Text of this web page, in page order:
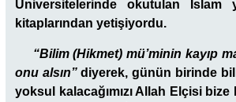
Üniversitelerinde okutulan İslam
kitaplarından yetişiyordu.
“Bilim (Hikmet) mü’minin kayıp
onu alsın”diyerek, günün birinde
yoksul kalacağımızı Allah Elçisi